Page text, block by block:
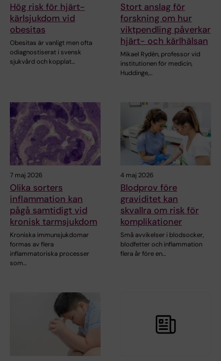
Hög risk för hjärt-
kärlsjukdom vid
obesitas
Obesitas är vanligt men ofta
odiagnostiserat i svensk
sjukvård och kopplat…
Stort anslag för
forskning om hur
viktpendling påverkar
hjärt- och kärlhälsan
Mikael Rydén, professor vid
institutionen för medicin,
Huddinge,…
7 maj 2026
Olika sorters
inflammation kan
pågå samtidigt vid
kronisk tarmsjukdom
Kroniska immunsjukdomar
formas av flera
inflammatoriska processer
som…
4 maj 2026
Blodprov före
graviditet kan
skvallra om risk för
komplikationer
Små avvikelser i blodsocker,
blodfetter och inflammation
flera år före en…